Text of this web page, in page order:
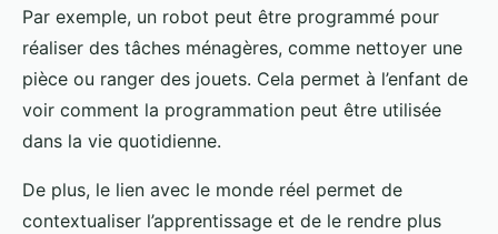
Par exemple, un robot peut être programmé pour
réaliser des tâches ménagères, comme nettoyer une
pièce ou ranger des jouets. Cela permet à l’enfant de
voir comment la programmation peut être utilisée
dans la vie quotidienne.
De plus, le lien avec le monde réel permet de
contextualiser l’apprentissage et de le rendre plus